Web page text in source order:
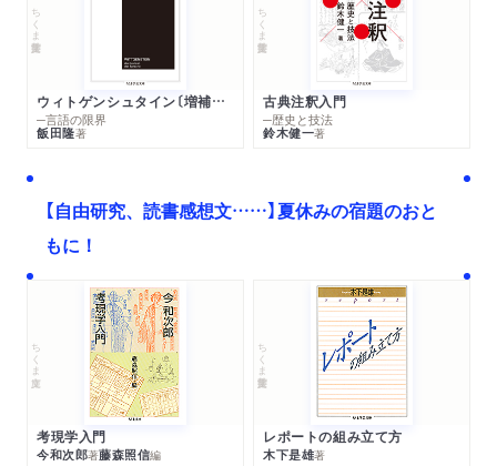
ちくま学芸文庫
ウィトゲンシュタイン〔増補新版〕
─言語の限界
飯田隆著
ちくま学芸文庫
古典注釈入門
─歴史と技法
鈴木健一著
【自由研究、読書感想文……】夏休みの宿題のおと
もに！
ちくま文庫
考現学入門
今和次郎著藤森照信編
ちくま学芸文庫
レポートの組み立て方
木下是雄著